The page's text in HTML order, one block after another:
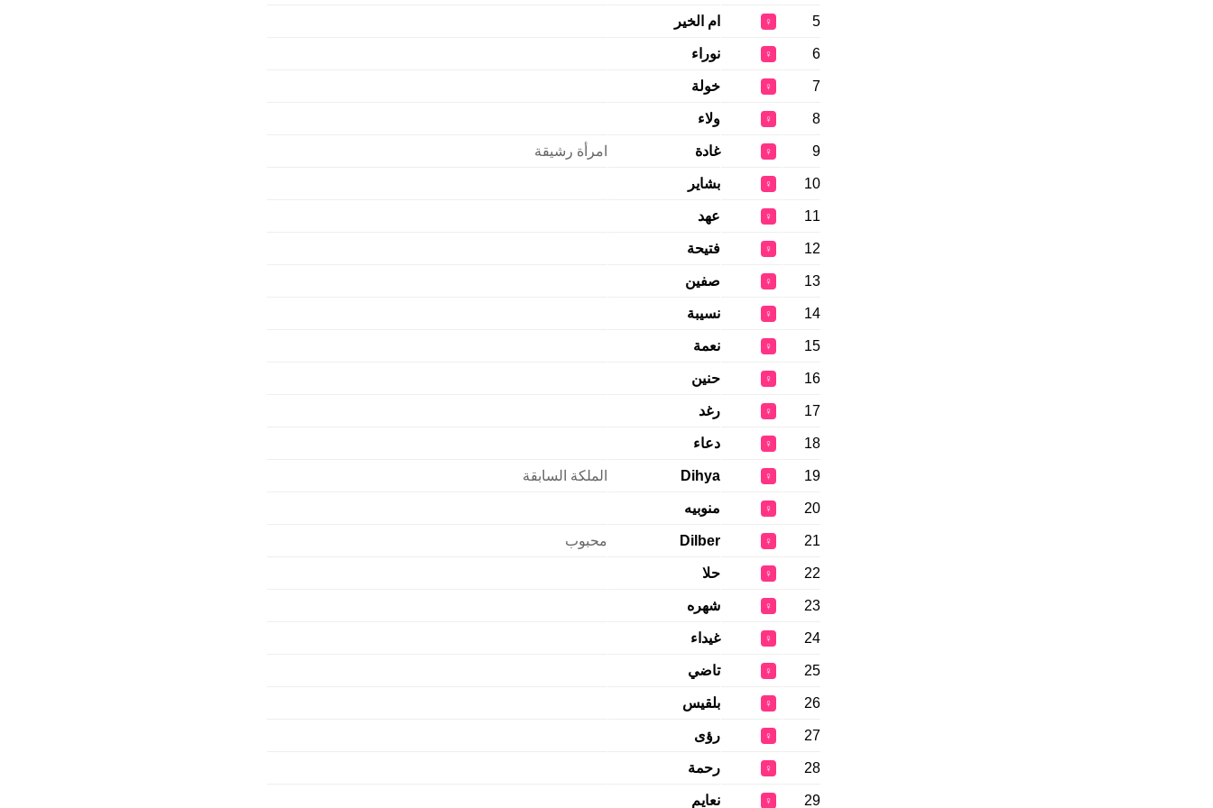
5
♀ ام الخير
6
♀ نوراء
7
♀ خولة
8
♀ ولاء
9
♀ غادة امرأة رشيقة
10
♀ بشاير
11
♀ عهد
12
♀ فتيحة
13
♀ صفين
14
♀ نسيبة
15
♀ نعمة
16
♀ حنين
17
♀ رغد
18
♀ دعاء
19
♀
Dihya الملكة السابقة
20
♀ منوبيه
21
♀
Dilber محبوب
22
♀ حلا
23
♀ شهره
24
♀ غيداء
25
♀ تاضي
26
♀ بلقيس
27
♀ رؤى
28
♀ رحمة
29
♀ نعايم